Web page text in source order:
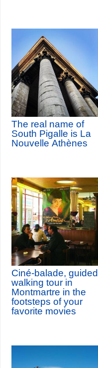
The real name of
South Pigalle is La
Nouvelle Athènes
Ciné-balade, guided
walking tour in
Montmartre in the
footsteps of your
favorite movies